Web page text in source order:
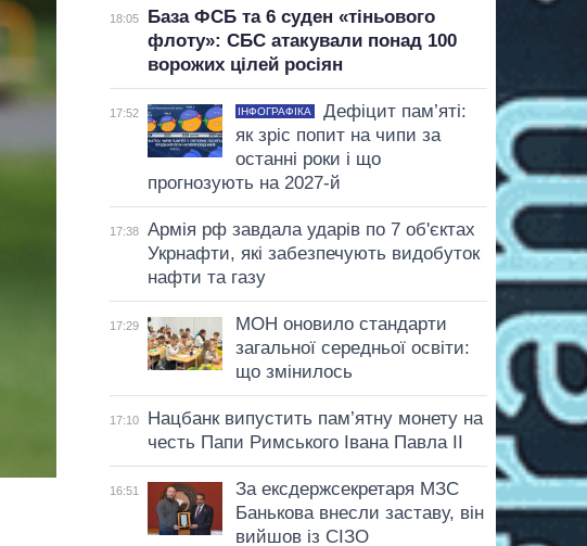
18:05
База ФСБ та 6 суден «тіньового
флоту»: СБС атакували понад 100
ворожих цілей росіян
17:52 ІНФОГРАФІКА
Дефіцит пам’яті:
як зріс попит на чипи за
останні роки і що
прогнозують на 2027-й
17:38
Армія рф завдала ударів по 7 об'єктах
Укрнафти, які забезпечують видобуток
нафти та газу
17:29
МОН оновило стандарти
загальної середньої освіти:
що змінилось
17:10
Нацбанк випустить пам’ятну монету на
честь Папи Римського Івана Павла II
16:51
За ексдержсекретаря МЗС
Банькова внесли заставу, він
вийшов із СІЗО